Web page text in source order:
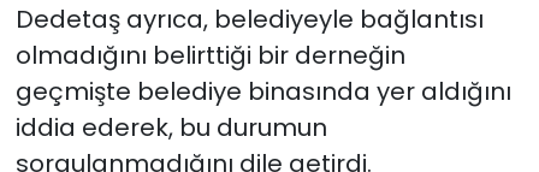
Dedetaş ayrıca, belediyeyle bağlantısı
olmadığını belirttiği bir derneğin
geçmişte belediye binasında yer aldığını
iddia ederek, bu durumun
sorgulanmadığını dile getirdi.